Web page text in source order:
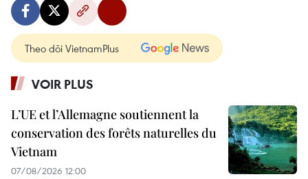
Theo dõi VietnamPlus
VOIR PLUS
L’UE et l’Allemagne soutiennent la
conservation des forêts naturelles du
Vietnam
07/08/2026 12:00